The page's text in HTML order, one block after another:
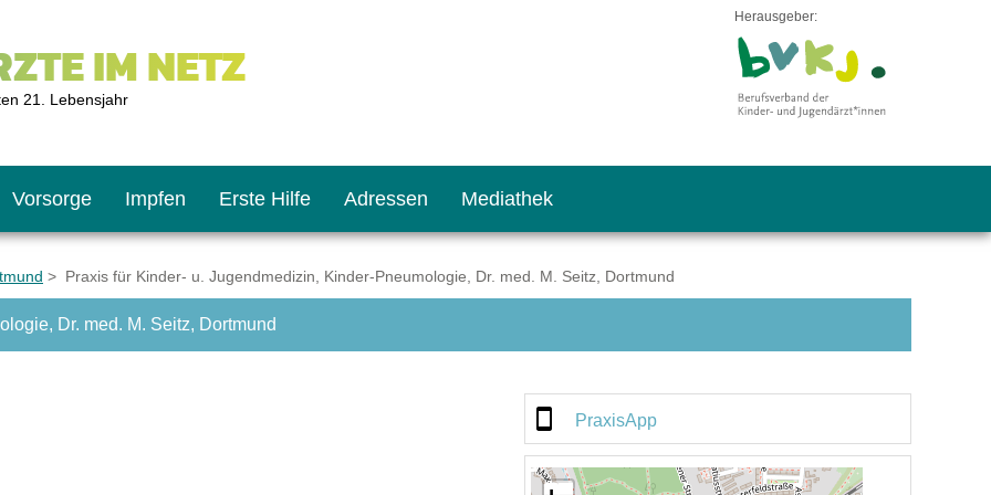
IM NETZ
21. Lebensjahr
Herausgeber:
Vorsorge Impfen Erste Hilfe Adressen Mediathek
> Praxis für Kinder- u. Jugendmedizin, Kinder-Pneumologie, Dr. med. M. Seitz, Dortmund
Dr. med. M. Seitz, Dortmund
PraxisApp